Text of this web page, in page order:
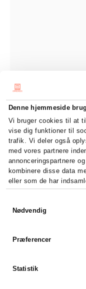
Denne hjemmeside
Vi bruger cookies til at
vise dig funktioner til
trafik. Vi deler også
med vores partnere
annonceringspartnere
kombinere disse data
eller som de har
Nødvendig
Præferencer
Statistik